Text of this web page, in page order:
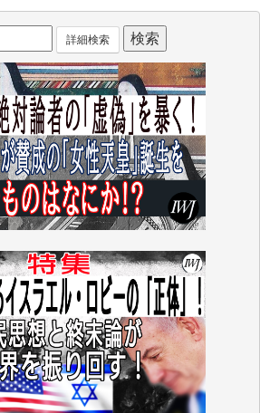
詳細検索